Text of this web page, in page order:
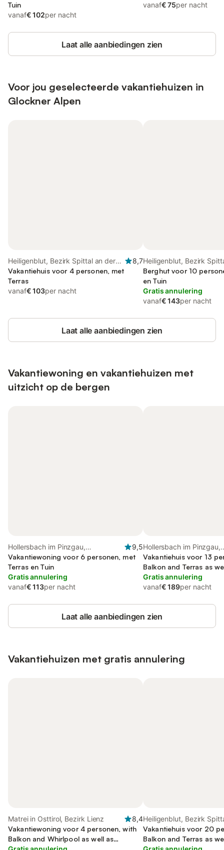
Tuin
vanaf€ 102per nacht
vanaf€ 75per nacht
Laat alle aanbiedingen zien
Voor jou geselecteerde vakantiehuizen in
Glockner Alpen
Heiligenblut, Bezirk Spittal an der
Drau
8,7
Vakantiehuis voor 4 personen, met
Terras
vanaf€ 103per nacht
Heiligenblut, Bezirk
Drau
Berghut voor 10
en Tuin
Gratis annulering
vanaf€ 143per nacht
Laat alle aanbiedingen zien
Vakantiewoning en vakantiehuizen met
uitzicht op de bergen
Hollersbach im Pinzgau,
Bundesland Salzburg
9,5
Vakantiewoning voor 6 personen, met
Terras en Tuin
Gratis annulering
vanaf€ 113per nacht
Hollersbach im Pinzgau,
Bundesland Salzburg
Vakantiehuis voor 13
Balkon and Terras as
Gratis annulering
vanaf€ 189per nacht
Laat alle aanbiedingen zien
Vakantiehuizen met gratis annulering
Matrei in Osttirol, Bezirk Lienz
8,4
Vakantiewoning voor 4 personen, with
Balkon and Whirlpool as well as
Heiligenblut, Bezirk
Drau
Vakantiehuis voor 20
Balkon and Terras as